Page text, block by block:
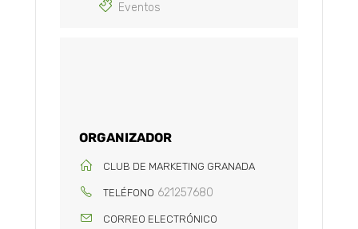
Eventos
ORGANIZADOR
CLUB DE MARKETING GRANADA
TELÉFONO 621257680
CORREO ELECTRÓNICO